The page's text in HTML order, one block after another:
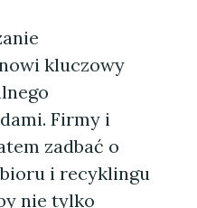
kluczowy
Firmy i
zadbać o
i recyklingu
nie tylko